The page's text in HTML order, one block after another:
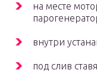
на месте
внутри
под слив